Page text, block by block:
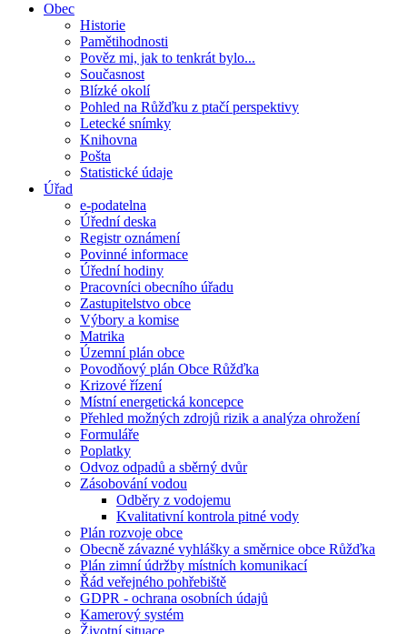
Obec
Historie
Pamětihodnosti
Pověz mi, jak to tenkrát bylo...
Současnost
Blízké okolí
Pohled na Růžďku z ptačí perspektivy
Letecké snímky
Knihovna
Pošta
Statistické údaje
Úřad
e-podatelna
Úřední deska
Registr oznámení
Povinné informace
Úřední hodiny
Pracovníci obecního úřadu
Zastupitelstvo obce
Výbory a komise
Matrika
Územní plán obce
Povodňový plán Obce Růžďka
Krizové řízení
Místní energetická koncepce
Přehled možných zdrojů rizik a analýza ohrožení
Formuláře
Poplatky
Odvoz odpadů a sběrný dvůr
Zásobování vodou
Odběry z vodojemu
Kvalitativní kontrola pitné vody
Plán rozvoje obce
Obecně závazné vyhlášky a směrnice obce Růžďka
Plán zimní údržby místních komunikací
Řád veřejného pohřebiště
GDPR - ochrana osobních údajů
Kamerový systém
Životní situace